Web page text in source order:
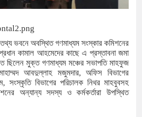
তথ্য ভবনে অবস্থিত গণমাধ্যম সংস্কার কমিশনের
কামাল আহমেদের কাছে এ প্রস্তাবনা জমা
ছিলেন মুক্ত গণমাধ্যম মঞ্চের সভাপতি মাহফুজ
আবদুল্লাহ মজুমদার, অফিস বিভাগের
সংস্কৃতি বিভাগের পরিচালক নিথর মাহবুবসহ
অন্যান্য সদস্য ও কর্মকর্তারা উপস্থিত